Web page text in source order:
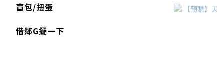
盲包/扭蛋
借鄰G擺一下